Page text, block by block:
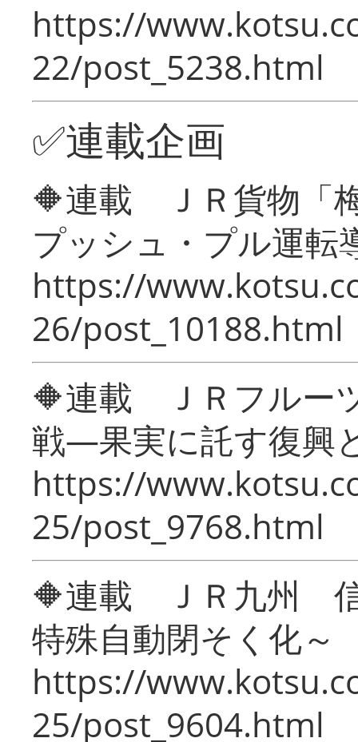
https://
22/post_5238.html
✅連載企画
🔶連載 ＪＲ貨物「
プッシュ・プル運転
https://
26/post_10188.html
🔶連載 ＪＲフルー
戦―果実に託す復興
https://
25/post_9768.html
🔶連載 ＪＲ九州 信
特殊自動閉そく化～
https://
25/post_9604.html